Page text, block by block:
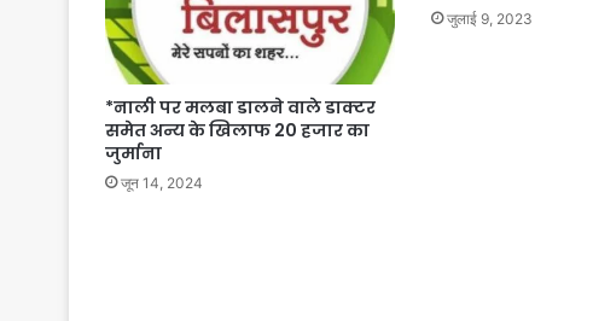
*नाली पर मलबा डालने वाले डाक्टर
समेत अन्य के खिलाफ 20 हजार का
जुर्माना
जून 14, 2024
जुलाई 9, 2023